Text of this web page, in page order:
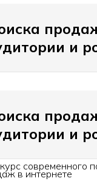
и
и
современного
в интернете